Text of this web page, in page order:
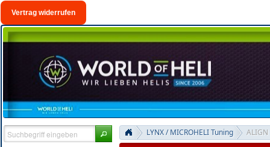
Vertrag widerrufen
LYNX / MICROHELI Tuning ALIGN